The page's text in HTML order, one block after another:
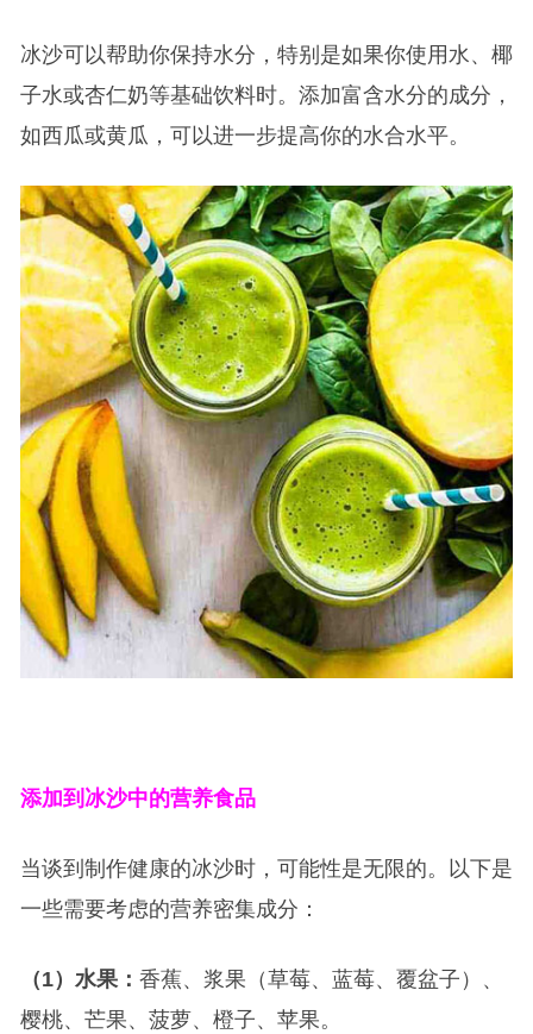
冰沙可以帮助你保持水分，特别是如果你使用水、椰
子水或杏仁奶等基础饮料时。添加富含水分的成分，
如西瓜或黄瓜，可以进一步提高你的水合水平。
添加到冰沙中的营养食品
当谈到制作健康的冰沙时，可能性是无限的。以下是
一些需要考虑的营养密集成分：
（1）水果： 香蕉、浆果（草莓、蓝莓、覆盆子）、
樱桃、芒果、菠萝、橙子、苹果。